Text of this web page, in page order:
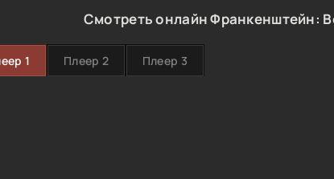
Смотреть онлайн Франкенштейн:
1 Плеер 2 Плеер 3